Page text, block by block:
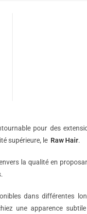
pour des
supérieure, le Raw Hair.
la qualité en
dans différentes
une apparence